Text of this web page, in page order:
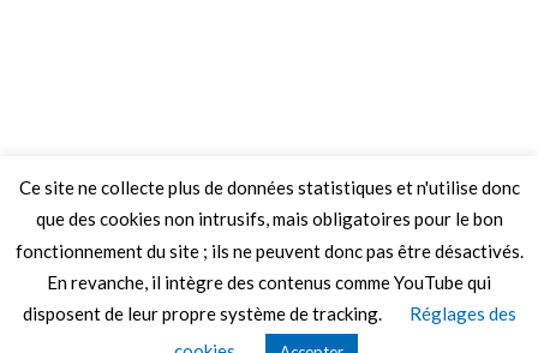
Ce site ne collecte plus de données statistiques et n'utilise donc
que des cookies non intrusifs, mais obligatoires pour le bon
fonctionnement du site ; ils ne peuvent donc pas être désactivés.
En revanche, il intègre des contenus comme YouTube qui
disposent de leur propre système de tracking.
Réglages des